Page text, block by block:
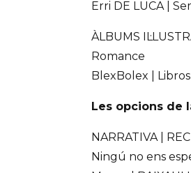
Erri DE LUCA |
ÀLBUMS
Romance
BlexBolex |
Les opcions de
NARRATIVA |
Ningú no ens